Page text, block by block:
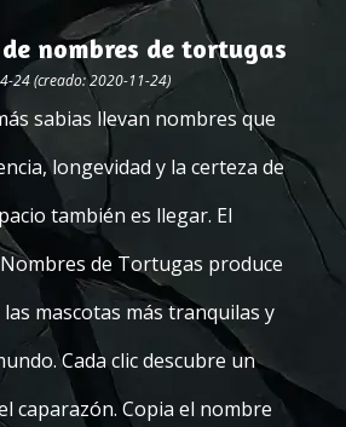
nombres de tortugas
24 (creado: 2020-11-24)
sabias llevan nombres que
longevidad y la certeza de
también es llegar. El
de Tortugas produce
mascotas más tranquilas y
Cada clic descubre un
caparazón. Copia el nombre